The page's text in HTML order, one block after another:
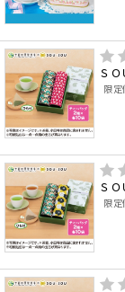
ＳＯ
限
Ｓ
限